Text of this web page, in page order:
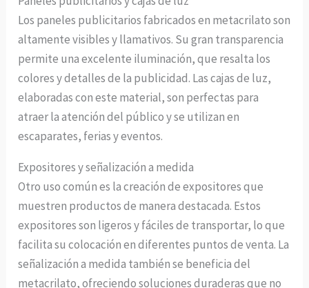
Los paneles publicitarios fabricados en metacrilato son
altamente visibles y llamativos. Su gran transparencia
permite una excelente iluminación, que resalta los
colores y detalles de la publicidad. Las cajas de luz,
elaboradas con este material, son perfectas para
atraer la atención del público y se utilizan en
escaparates, ferias y eventos.
Expositores y señalización a medida
Otro uso común es la creación de expositores que
muestren productos de manera destacada. Estos
expositores son ligeros y fáciles de transportar, lo que
facilita su colocación en diferentes puntos de venta. La
señalización a medida también se beneficia del
metacrilato, ofreciendo soluciones duraderas que no